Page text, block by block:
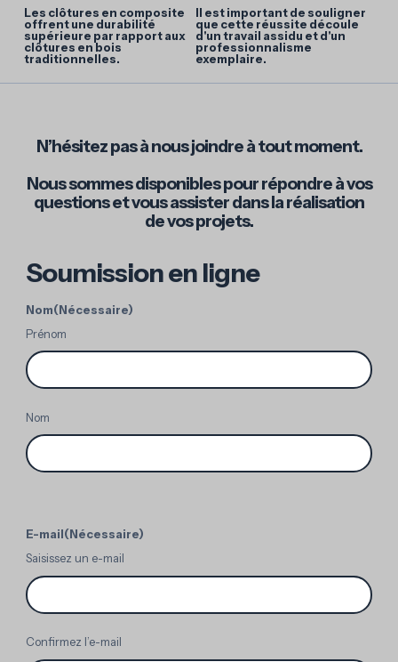
Les clôtures en composite
offrent une durabilité
supérieure par rapport aux
clôtures en bois
traditionnelles.
Il est important de souligner
que cette réussite découle
d'un travail assidu et d'un
professionnalisme
exemplaire.
N’hésitez pas à nous joindre à tout moment.
Nous sommes disponibles pour répondre à vos
questions et vous assister dans la réalisation
de vos projets.
Soumission en ligne
Nom(Nécessaire)
Prénom
Nom
E-mail(Nécessaire)
Saisissez un e-mail
Confirmez l’e-mail